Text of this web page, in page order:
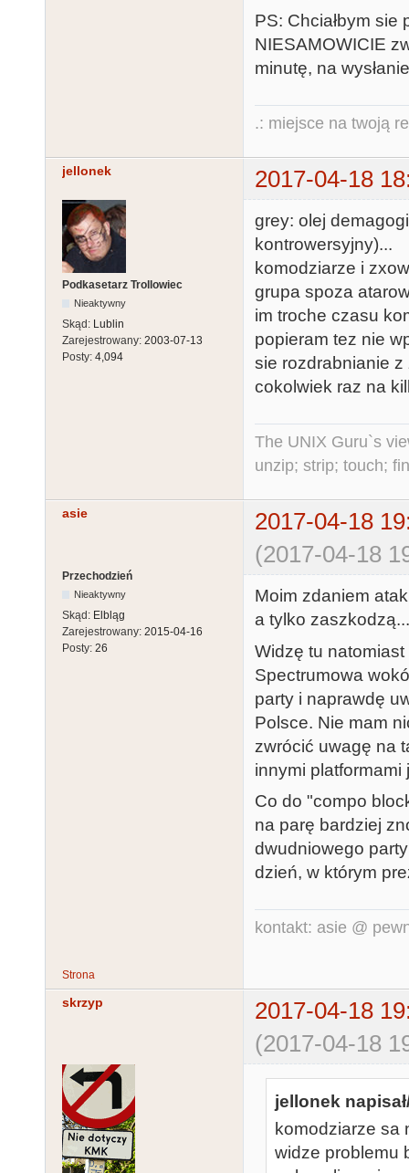
PS: Chciałbym
NIESAMOWICIE
minutę, na
.: miejsce na twoją
jellonek 2017-04-18
Podkasetarz Trollowiec
Nieaktywny
Skąd: Lublin
Zarejestrowany: 2003-07-13
Posty: 4,094
grey: olej
kontrowersyjny)...
komodziarze i
grupa spoza
im troche czasu
popieram tez nie
sie rozdrabnianie
cokolwiek raz na
The UNIX Guru`s
unzip; strip; touch;
asie
2017-04-18
(2017-04-18
Przechodzień
Nieaktywny
Skąd: Elbląg
Zarejestrowany: 2015-04-16
Posty: 26
Moim zdaniem
a tylko zaszkodzą...
Widzę tu
Spectrumowa
party i naprawdę
Polsce. Nie mam
zwrócić uwagę na
innymi platformami
Co do "compo
na parę bardziej
dwudniowego
dzień, w którym
kontakt: asie @
Strona
skrzyp
2017-04-18
(2017-04-18
jellonek
komodziarze sa
widze problemu